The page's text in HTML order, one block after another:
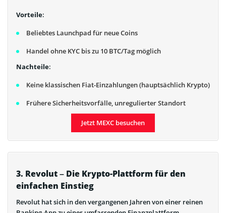
Vorteile:
Beliebtes Launchpad für neue Coins
Handel ohne KYC bis zu 10 BTC/Tag möglich
Nachteile:
Keine klassischen Fiat-Einzahlungen (hauptsächlich Krypto)
Frühere Sicherheitsvorfälle, unregulierter Standort
Jetzt MEXC besuchen
3. Revolut – Die Krypto-Plattform für den
einfachen Einstieg
Revolut hat sich in den vergangenen Jahren von einer reinen